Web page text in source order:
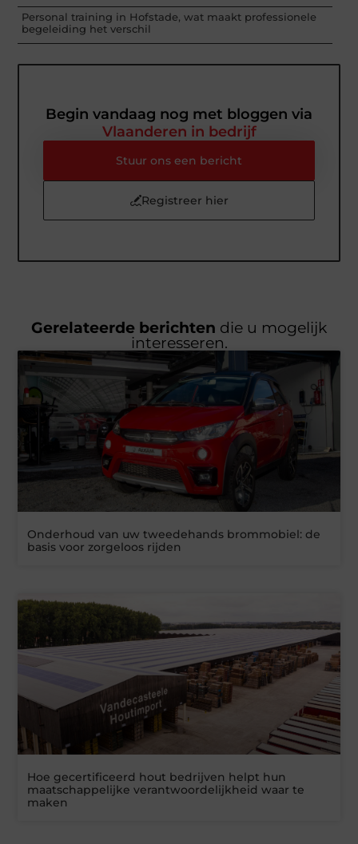
Personal training in Hofstade, wat maakt professionele
begeleiding het verschil
Begin vandaag nog met bloggen via
Vlaanderen in bedrijf
Stuur ons een bericht
Registreer hier
Gerelateerde berichten die u mogelijk
interesseren.
Onderhoud van uw tweedehands brommobiel: de
basis voor zorgeloos rijden
Hoe gecertificeerd hout bedrijven helpt hun
maatschappelijke verantwoordelijkheid waar te
maken